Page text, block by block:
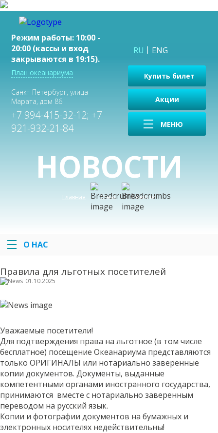
Режим работы: 10:00 -
20:00 (кассы и вход
закрываются в 19:15).
План океанариума
Санкт-Петербург, улица
Марата, дом 86
+7 994-415-32-12; +7
921-932-21-84
RU ENG
Купить билет
Акции
МЕНЮ
НОВОСТИ
Главная О нас Новости
О НАС
Правила для льготных посетителей
01.10.2025
Уважаемые посетители!
Для подтверждения права на льготное (в том числе
бесплатное) посещение Океанариума представляются
только ОРИГИНАЛЫ или нотариально заверенные
копии документов. Документы, выданные
компетентными органами иностранного государства,
принимаются вместе с нотариально заверенным
переводом на русский язык.
Копии и фотографии документов на бумажных и
электронных носителях недействительны!